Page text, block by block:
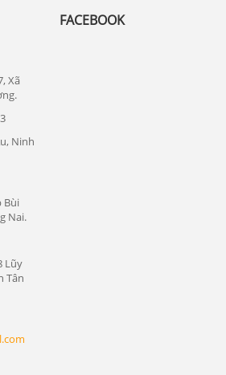
Lắp đặt camera quan sát tại quận Thủ
Xã
Ninh
Bùi
Nai.
Lũy
Tân
FACEBOOK